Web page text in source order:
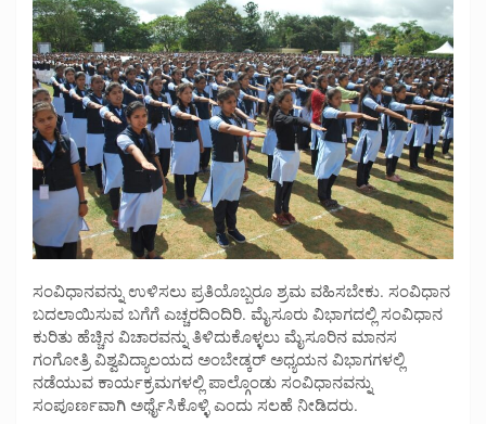
ಸಂವಿಧಾನವನ್ನು ಉಳಿಸಲು ಪ್ರತಿಯೊಬ್ಬರೂ ಶ್ರಮ ವಹಿಸಬೇಕು. ಸಂವಿಧಾನ
ಬದಲಾಯಿಸುವ ಬಗೆಗೆ ಎಚ್ಚರದಿಂದಿರಿ. ಮೈಸೂರು ವಿಭಾಗದಲ್ಲಿ ಸಂವಿಧಾನ
ಕುರಿತು ಹೆಚ್ಚಿನ ವಿಚಾರವನ್ನು ತಿಳಿದುಕೊಳ್ಳಲು ಮೈಸೂರಿನ ಮಾನಸ
ಗಂಗೋತ್ರಿ ವಿಶ್ವವಿದ್ಯಾಲಯದ ಅಂಬೇಡ್ಕರ್ ಅಧ್ಯಯನ ವಿಭಾಗಗಳಲ್ಲಿ
ನಡೆಯುವ ಕಾರ್ಯಕ್ರಮಗಳಲ್ಲಿ ಪಾಲ್ಗೊಂಡು ಸಂವಿಧಾನವನ್ನು
ಸಂಪೂರ್ಣವಾಗಿ ಅರ್ಥೈಸಿಕೊಳ್ಳಿ ಎಂದು ಸಲಹೆ ನೀಡಿದರು.